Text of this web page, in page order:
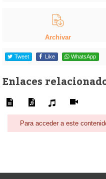
Archivar
Tweet Like WhatsApp
Enlaces
Para acceder a este